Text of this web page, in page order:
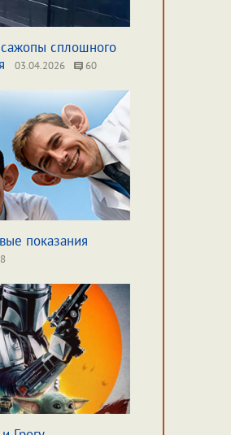
сплошного
03.04.2026 60
показания